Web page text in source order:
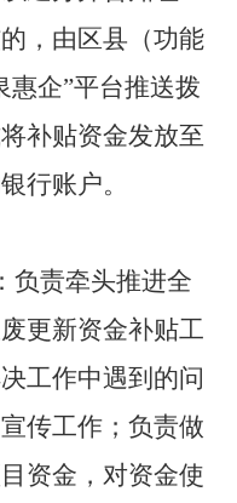
，由区县（功能
惠企”平台推送拨
补贴资金发放至
行账户。
负责牵头推进全
更新资金补贴工
工作中遇到的问
传工作；负责做
资金，对资金使